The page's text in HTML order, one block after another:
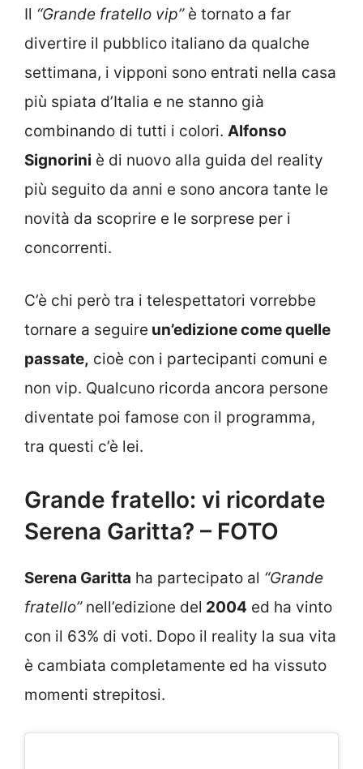
Il “Grande fratello vip”è tornato a far
divertire il pubblico italiano da qualche
settimana, i vipponi sono entrati nella casa
più spiata d’Italia e ne stanno già
combinando di tutti i colori. Alfonso
Signorini è di nuovo alla guida del reality
più seguito da anni e sono ancora tante le
novità da scoprire e le sorprese per i
concorrenti.
C’è chi però tra i telespettatori vorrebbe
tornare a seguire un’edizione come quelle
passate, cioè con i partecipanti comuni e
non vip. Qualcuno ricorda ancora persone
diventate poi famose con il programma,
tra questi c’è lei.
Grande fratello: vi ricordate
Serena Garitta? – FOTO
Serena Garitta ha partecipato al “Grande
fratello”nell’edizione del 2004 ed ha vinto
con il 63% di voti. Dopo il reality la sua vita
è cambiata completamente ed ha vissuto
momenti strepitosi.